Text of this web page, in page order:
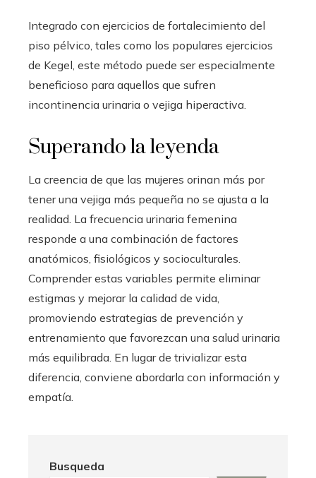
Integrado con ejercicios de fortalecimiento del
piso pélvico, tales como los populares ejercicios
de Kegel, este método puede ser especialmente
beneficioso para aquellos que sufren
incontinencia urinaria o vejiga hiperactiva.
Superando la leyenda
La creencia de que las mujeres orinan más por
tener una vejiga más pequeña no se ajusta a la
realidad. La frecuencia urinaria femenina
responde a una combinación de factores
anatómicos, fisiológicos y socioculturales.
Comprender estas variables permite eliminar
estigmas y mejorar la calidad de vida,
promoviendo estrategias de prevención y
entrenamiento que favorezcan una salud urinaria
más equilibrada. En lugar de trivializar esta
diferencia, conviene abordarla con información y
empatía.
Busqueda